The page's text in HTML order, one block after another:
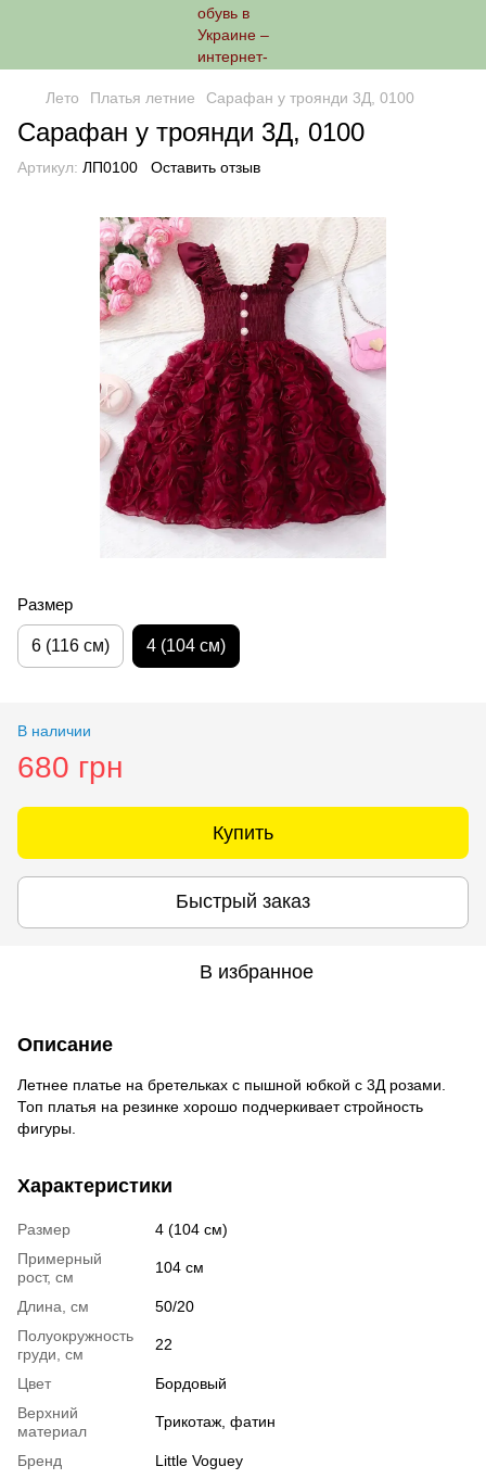
Лето Платья летние Сарафан у троянди 3Д, 0100
Сарафан у троянди 3Д, 0100
Артикул: ЛП0100 Оставить отзыв
Размер
6 (116 см) 4 (104 см)
В наличии
680 грн
Купить
Быстрый заказ
В избранное
Описание
Летнее платье на бретельках с пышной юбкой с 3Д розами.
Топ платья на резинке хорошо подчеркивает стройность
фигуры.
Характеристики
Размер
4 (104 см)
Примерный
рост, см
104 см
Длина, см
50/20
Полуокружность
груди, см
22
Цвет
Бордовый
Верхний
материал
Трикотаж, фатин
Бренд
Little Voguey